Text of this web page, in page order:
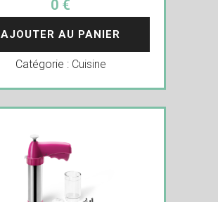
0 €
AJOUTER AU PANIER
Catégorie : Cuisine